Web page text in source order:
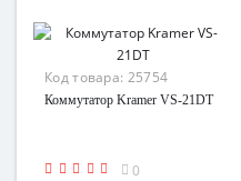
Код товара: 25754
Коммутатор Kramer VS-21DT
0